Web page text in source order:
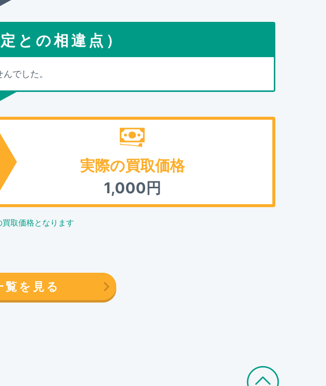
との相違点）
でした。
実際の買取価格
1,000 円
買取価格となります
覧を見る